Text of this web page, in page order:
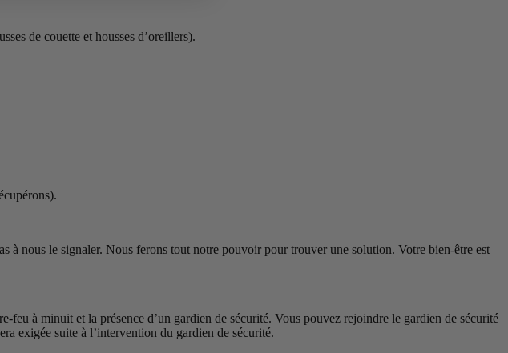
de couette et housses d’oreillers).
à nous le signaler. Nous ferons tout notre pouvoir pour trouver une solution. Votre bien-être est
à minuit et la présence d’un gardien de sécurité. Vous pouvez rejoindre le gardien de sécurité
exigée suite à l’intervention du gardien de sécurité.